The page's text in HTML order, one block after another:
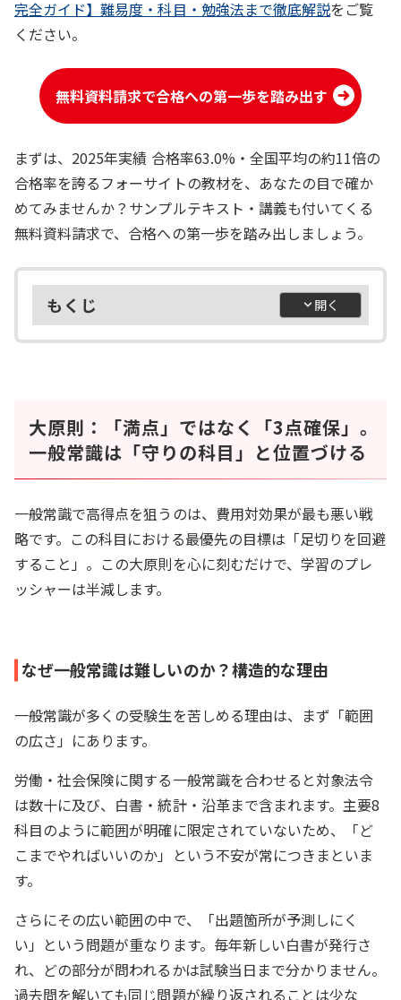
完全ガイド】難易度・科目・勉強法まで徹底解説をご覧
ください。
無料資料請求で合格への第一歩を踏み出す
まずは、2025年実績 合格率63.0%・全国平均の約11倍の
合格率を誇るフォーサイトの教材を、あなたの目で確か
めてみませんか？サンプルテキスト・講義も付いてくる
無料資料請求で、合格への第一歩を踏み出しましょう。
もくじ
大原則：「満点」ではなく「3点確保」。
一般常識は「守りの科目」と位置づける
一般常識で高得点を狙うのは、費用対効果が最も悪い戦
略です。この科目における最優先の目標は「足切りを回避
すること」。この大原則を心に刻むだけで、学習のプレ
ッシャーは半減します。
なぜ一般常識は難しいのか？構造的な理由
一般常識が多くの受験生を苦しめる理由は、まず「範囲
の広さ」にあります。
労働・社会保険に関する一般常識を合わせると対象法令
は数十に及び、白書・統計・沿革まで含まれます。主要8
科目のように範囲が明確に限定されていないため、「ど
こまでやればいいのか」という不安が常につきまといま
す。
さらにその広い範囲の中で、「出題箇所が予測しにく
い」という問題が重なります。毎年新しい白書が発行さ
れ、どの部分が問われるかは試験当日まで分かりません。
過去問を解いても同じ問題が繰り返されることは少な